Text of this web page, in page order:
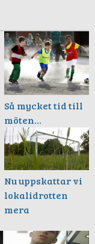
Så mycket tid till
möten…
Nu uppskattar vi
lokalidrotten
mera